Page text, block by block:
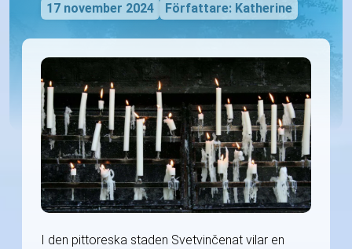
17 november 2024 Författare: Katherine
I den pittoreska staden Svetvinčenat vilar en